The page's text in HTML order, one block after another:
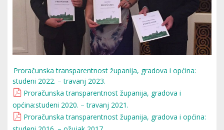
Proračunska transparentnost županija, gradova i općina:
studeni 2022. – travanj 2023.
Proračunska transparentnost županija, gradova i
općina:studeni 2020. – travanj 2021.
Proračunska transparentnost županija, gradova i općina: